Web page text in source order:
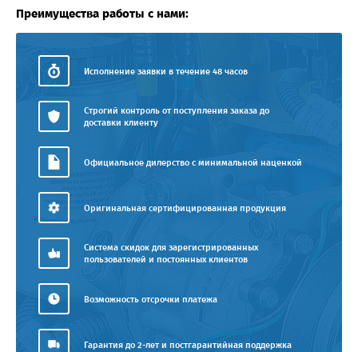
Преимущества работы с нами:
Исполнение заявки в течение 48 часов
Строгий контроль от поступления заказа до
доставки клиенту
Официальное дилерство с минимальной наценкой
Оригинальная сертифицированная продукция
Система скидок для зарегистрированных
пользователей и постоянных клиентов
Возможность отсрочки платежа
Гарантия до 2-лет и постгарантийная поддержка